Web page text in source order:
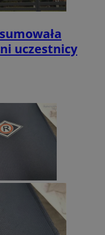
uczestnicy